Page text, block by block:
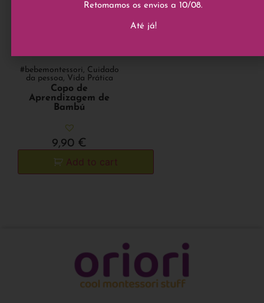
#bebemontessori , Cuidado
da pessoa, Vida Prática
Copo de
Aprendizagem de
Bambú
9,90 €
Add to cart
Retomamos os envios a 10/08.
Até já!